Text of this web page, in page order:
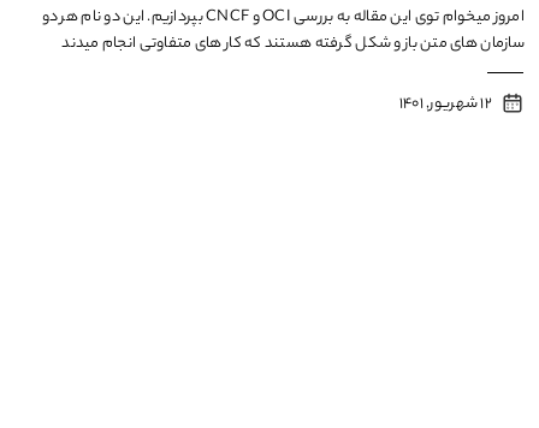
امروز میخوام توی این مقاله به بررسی OCI و CNCF بپردازیم. این دو نام هر دو
سازمان های متن باز و شکل گرفته هستند که کار های متفاوتی انجام میدند
12 شهریور, 1401